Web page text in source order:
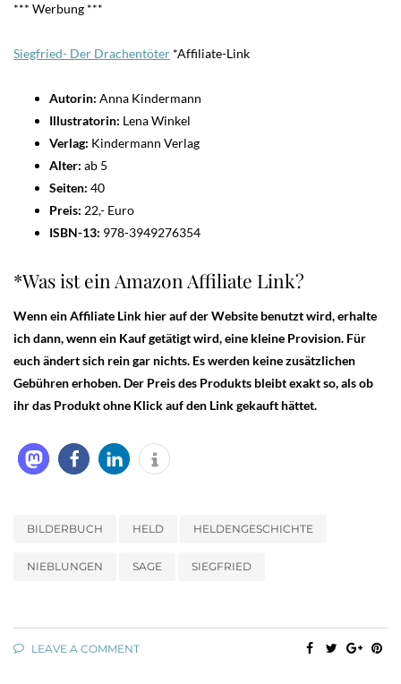
*** Werbung ***
Siegfried- Der Drachentöter *Affiliate-Link
Autorin: Anna Kindermann
Illustratorin: Lena Winkel
Verlag: Kindermann Verlag
Alter: ab 5
Seiten: 40
Preis: 22,- Euro
ISBN-13: 978-3949276354
*Was ist ein Amazon Affiliate Link?
Wenn ein Affiliate Link hier auf der Website benutzt wird, erhalte
ich dann, wenn ein Kauf getätigt wird, eine kleine Provision. Für
euch ändert sich rein gar nichts. Es werden keine zusätzlichen
Gebühren erhoben. Der Preis des Produkts bleibt exakt so, als ob
ihr das Produkt ohne Klick auf den Link gekauft hättet.
BILDERBUCH HELD HELDENGESCHICHTE
NIEBLUNGEN SAGE SIEGFRIED
LEAVE A COMMENT